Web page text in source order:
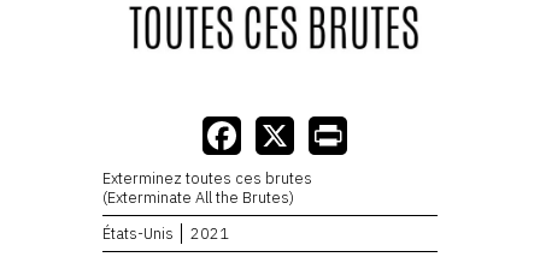
Exterminez toutes ces brutes
(Exterminate All the Brutes)
États-Unis
2021